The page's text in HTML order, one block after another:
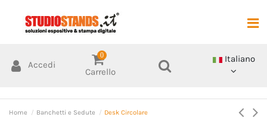
Accedi
0
Carrello
Italiano
Home Banchetti e Sedute Desk Circolare